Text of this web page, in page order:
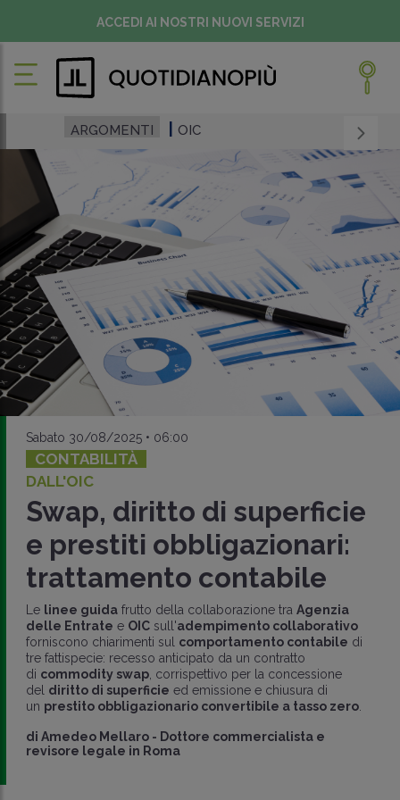
ACCEDI AI NOSTRI NUOVI SERVIZI
ARGOMENTI OIC
Sabato 30/08/2025 • 06:00
CONTABILITÀ
DALL'OIC
Swap, diritto di superficie
e prestiti obbligazionari:
trattamento contabile
Le linee guidafrutto della collaborazione tra Agenzia
delle Entrate e OICsull'adempimento collaborativo
forniscono chiarimenti sul comportamento contabile di
tre fattispecie: recesso anticipato da un contratto
di commodity swap, corrispettivo per la concessione
del diritto di superficie ed emissione e chiusura di
un prestito obbligazionario convertibile a tasso zero.
di Amedeo Mellaro - Dottore commercialista e
revisore legale in Roma